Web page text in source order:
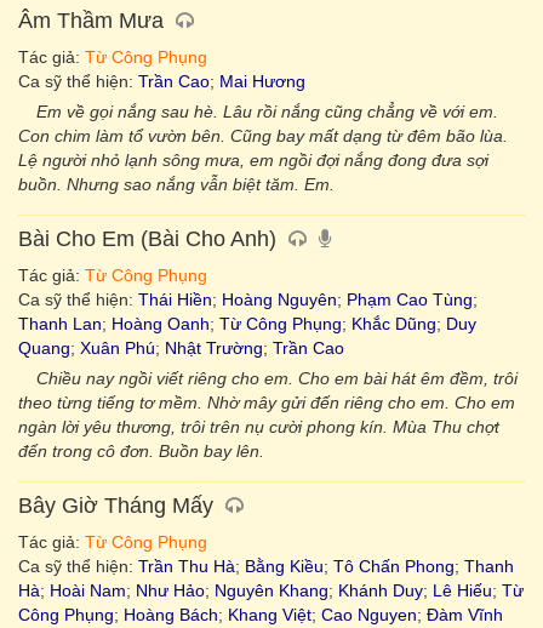
Âm Thầm Mưa
Tác giả: Từ Công Phụng
Ca sỹ thể hiện: Trần Cao; Mai Hương
Em về gọi nắng sau hè. Lâu rồi nắng cũng chẳng về với em.
Con chim làm tổ vườn bên. Cũng bay mất dạng từ đêm bão lùa.
Lệ người nhỏ lạnh sông mưa, em ngồi đợi nắng đong đưa sợi
buồn. Nhưng sao nắng vẫn biệt tăm. Em.
Bài Cho Em (Bài Cho Anh)
Tác giả: Từ Công Phụng
Ca sỹ thể hiện: Thái Hiền; Hoàng Nguyên; Phạm Cao Tùng;
Thanh Lan; Hoàng Oanh; Từ Công Phụng; Khắc Dũng; Duy
Quang; Xuân Phú; Nhật Trường; Trần Cao
Chiều nay ngồi viết riêng cho em. Cho em bài hát êm đềm, trôi
theo từng tiếng tơ mềm. Nhờ mây gửi đến riêng cho em. Cho em
ngàn lời yêu thương, trôi trên nụ cười phong kín. Mùa Thu chợt
đến trong cô đơn. Buồn bay lên.
Bây Giờ Tháng Mấy
Tác giả: Từ Công Phụng
Ca sỹ thể hiện: Trần Thu Hà; Bằng Kiều; Tô Chấn Phong; Thanh
Hà; Hoài Nam; Như Hảo; Nguyên Khang; Khánh Duy; Lê Hiếu; Từ
Công Phụng; Hoàng Bách; Khang Việt; Cao Nguyen; Đàm Vĩnh